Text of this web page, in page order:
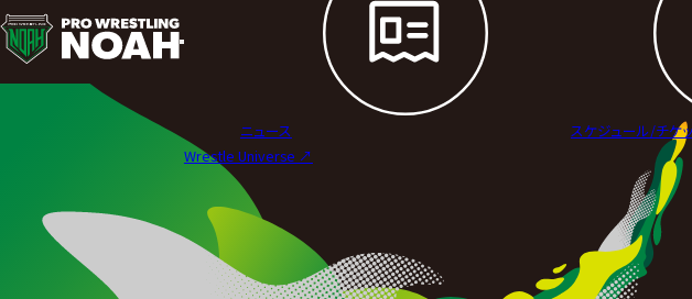
ニ
ュ
ニュース スケジュール/チケ
Wrestle Universe ↗︎